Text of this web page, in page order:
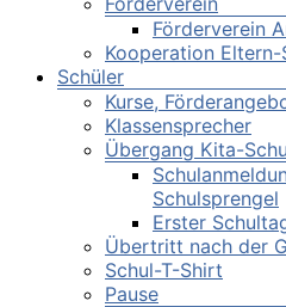
Förderverein
Kooperation Eltern-
Schüler
Kurse,
Klassensprecher
Übergang Kita-
Schulsprengel
Erster
Übertritt nach der
Schul-T-Shirt
Pause